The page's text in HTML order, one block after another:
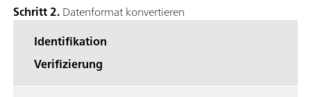
Schritt 2.Datenformat konvertieren
Identifikation
Verifizierung